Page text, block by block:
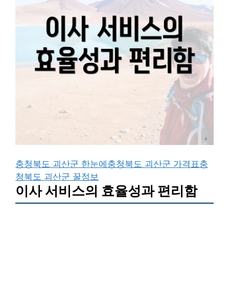
충청북도 괴산군 한눈에 충청북도 괴산군 가격표충
청북도 괴산군 꿀정보
이사 서비스의 효율성과 편리함